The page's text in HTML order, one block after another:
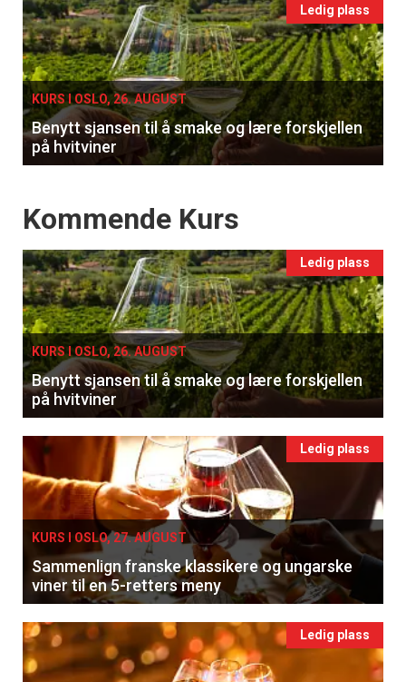
Events
single
Ledig plass
KURS I OSLO, 26. AUGUST
Benytt sjansen til å smake og lære forskjellen
på hvitviner
Events
Kommende Kurs
Ledig plass
KURS I OSLO, 26. AUGUST
Benytt sjansen til å smake og lære forskjellen
på hvitviner
Ledig plass
KURS I OSLO, 27. AUGUST
Sammenlign franske klassikere og ungarske
viner til en 5-retters meny
Ledig plass